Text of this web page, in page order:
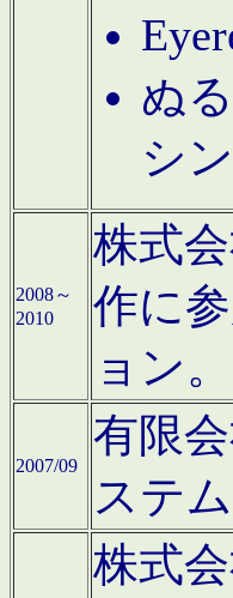
ぬ
シ
2008～
2010
株式
作に
ョン。
2007/09
有限
ステ
株式